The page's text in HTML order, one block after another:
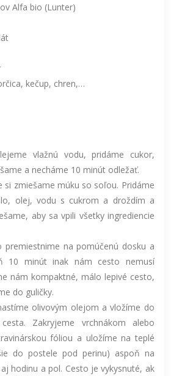
Alfa bio (Lunter)
kečup, chren,…
vlažnú vodu, pridáme cukor,
a necháme 10 minút odležať.
si zmiešame múku so soľou. Pridáme
olej, vodu s cukrom a droždím a
aby sa vpili všetky ingrediencie
premiestnime na pomúčenú dosku a
10 minút inak nám cesto nemusí
nám kompaktné, málo lepivé cesto,
do guličky.
olivovým olejom a vložíme do
Zakryjeme vrchnákom alebo
fóliou a uložíme na teplé
do postele pod perinu) aspoň na
hodinu a pol. Cesto je vykysnuté, ak